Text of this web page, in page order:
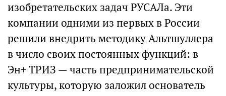
изобретательских задач РУСАЛа. Эти
компании одними из первых в России
решили внедрить методику Альтшуллера
в число своих постоянных функций: в
Эн+ ТРИЗ — часть предпринимательской
культуры, которую заложил основатель